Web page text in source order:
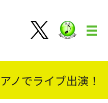
メ
ノでライブ出演！